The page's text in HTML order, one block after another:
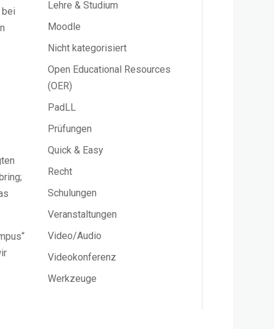
Lehre & Studium
Moodle
Nicht kategorisiert
Open Educational Resources
(OER)
PadLL
Prüfungen
Quick & Easy
Recht
Schulungen
Veranstaltungen
Video/Audio
Videokonferenz
Werkzeuge